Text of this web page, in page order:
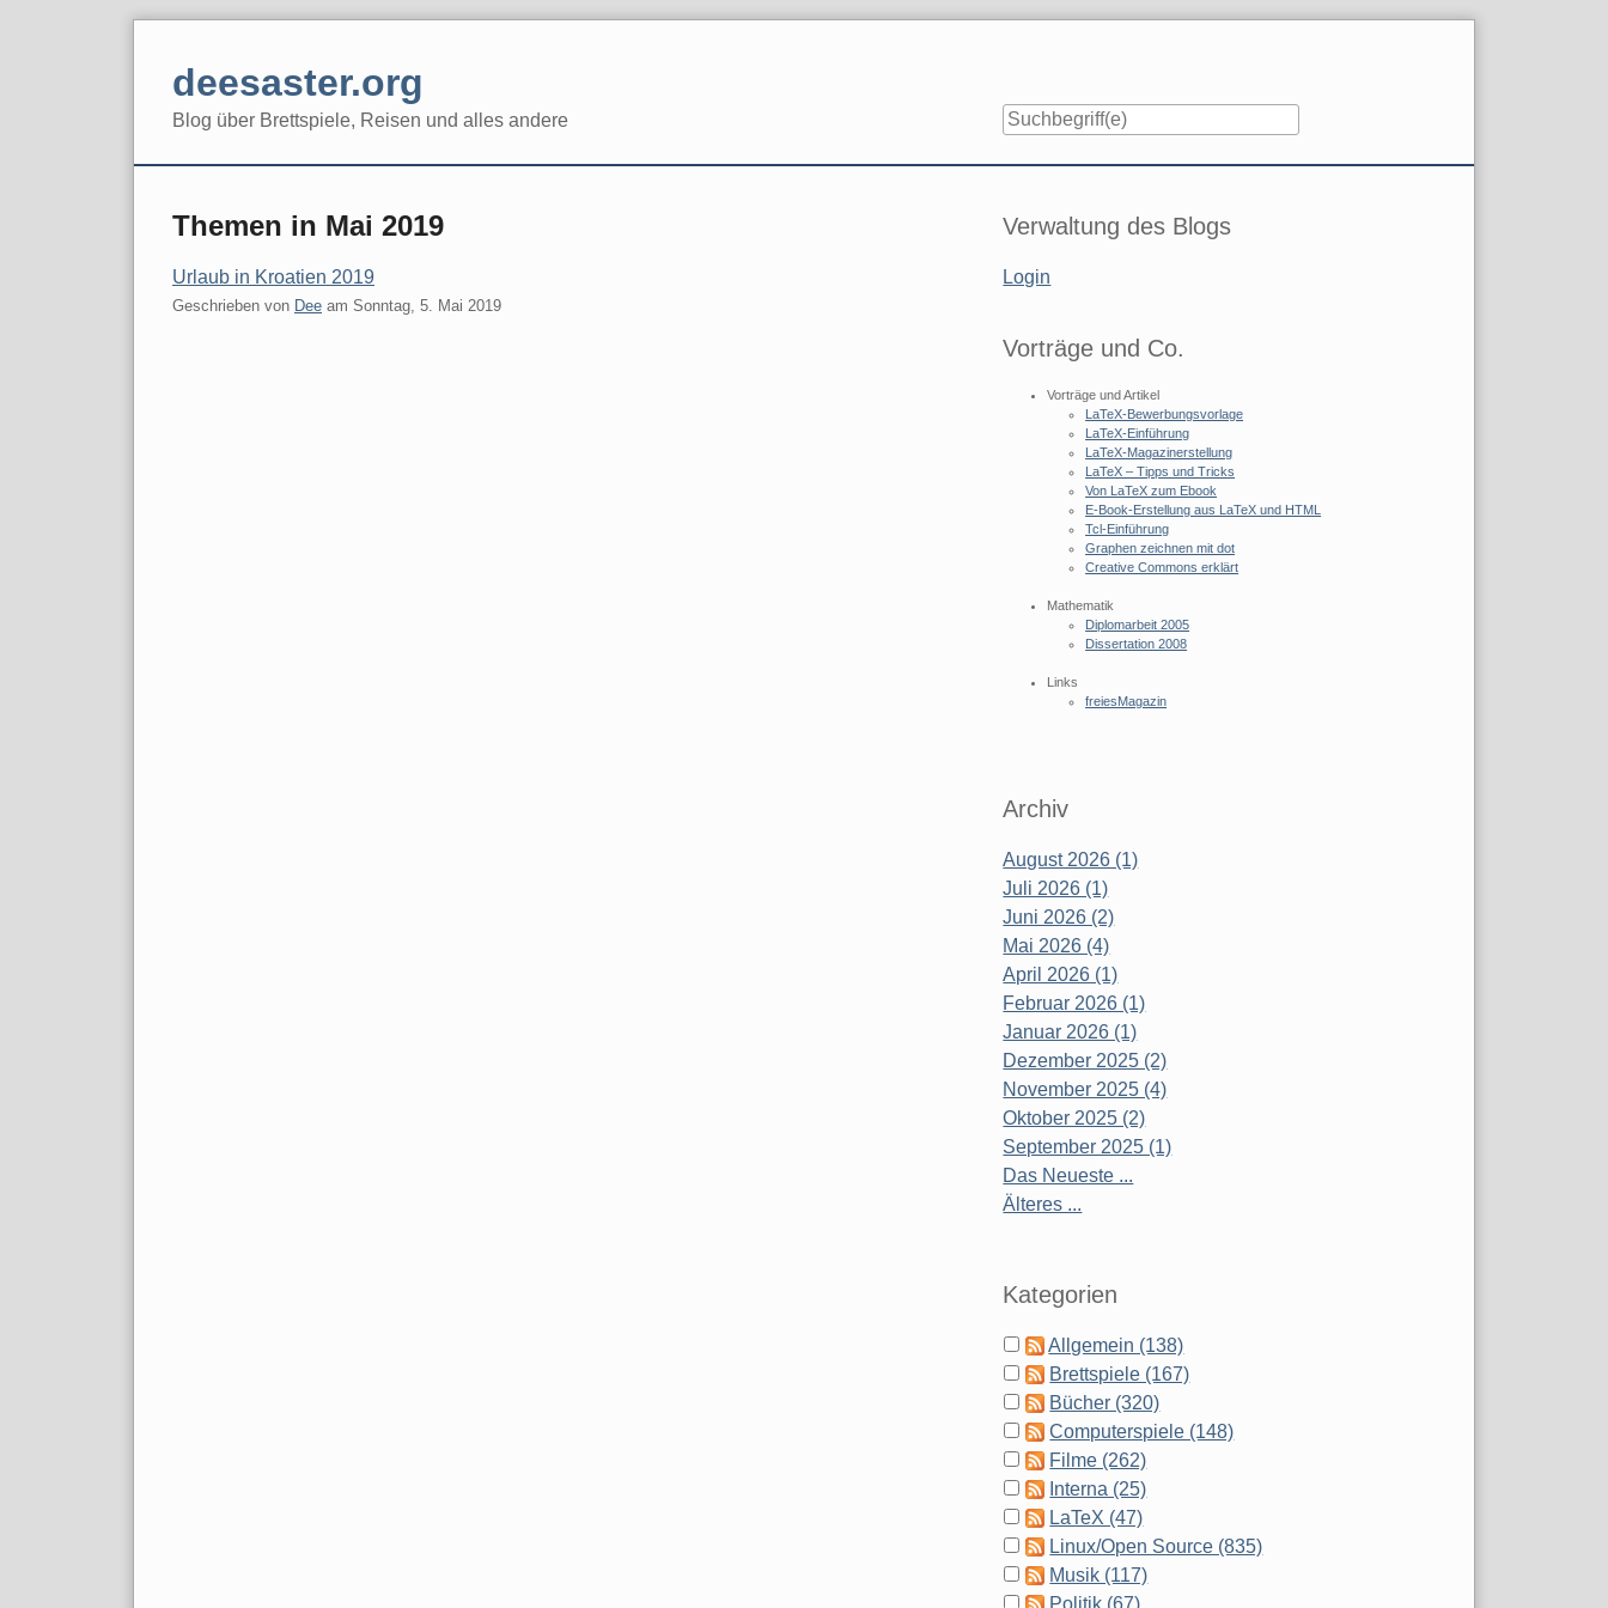
deesaster.org
Blog über Brettspiele, Reisen und alles andere
Themen in Mai 2019
Urlaub in Kroatien 2019
Geschrieben von Dee am Sonntag, 5. Mai 2019
Seitenleiste
Verwaltung des Blogs
Login
Vorträge und Co.
Vorträge und Artikel
LaTeX-Bewerbungsvorlage
LaTeX-Einführung
LaTeX-Magazinerstellung
LaTeX – Tipps und Tricks
Von LaTeX zum Ebook
E-Book-Erstellung aus LaTeX und HTML
Tcl-Einführung
Graphen zeichnen mit dot
Creative Commons erklärt
Mathematik
Diplomarbeit 2005
Dissertation 2008
Links
freiesMagazin
Archiv
August 2026 (1)
Juli 2026 (1)
Juni 2026 (2)
Mai 2026 (4)
April 2026 (1)
Februar 2026 (1)
Januar 2026 (1)
Dezember 2025 (2)
November 2025 (4)
Oktober 2025 (2)
September 2025 (1)
Das Neueste ...
Älteres ...
Kategorien
Allgemein (138)
Brettspiele (167)
Bücher (320)
Computerspiele (148)
Filme (262)
Interna (25)
LaTeX (47)
Linux/Open Source (835)
Musik (117)
Politik (67)